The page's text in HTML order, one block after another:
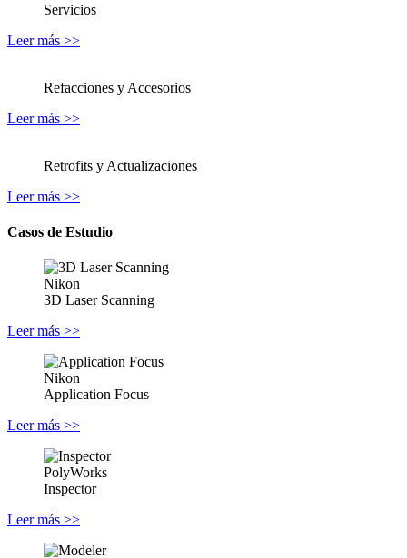
Servicios
Leer más >>
Refacciones y Accesorios
Leer más >>
Retrofits y Actualizaciones
Leer más >>
Casos de Estudio
Nikon
3D Laser Scanning
Leer más >>
Nikon
Application Focus
Leer más >>
PolyWorks
Inspector
Leer más >>